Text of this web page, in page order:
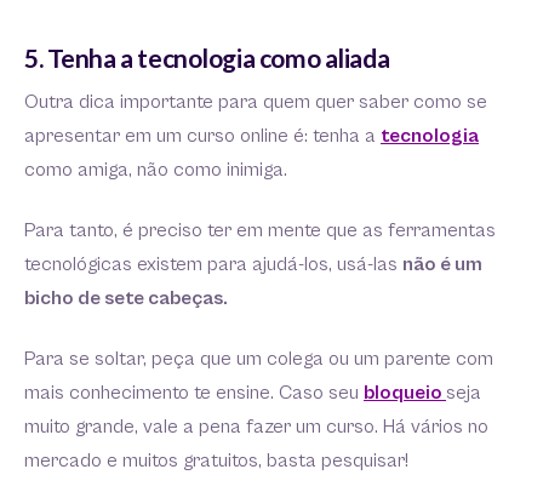
5. Tenha a tecnologia como aliada
Outra dica importante para quem quer saber como se
apresentar em um curso online é: tenha a tecnologia
como amiga, não como inimiga.
Para tanto, é preciso ter em mente que as ferramentas
tecnológicas existem para ajudá-los, usá-las não é um
bicho de sete cabeças.
Para se soltar, peça que um colega ou um parente com
mais conhecimento te ensine. Caso seu bloqueio seja
muito grande, vale a pena fazer um curso. Há vários no
mercado e muitos gratuitos, basta pesquisar!